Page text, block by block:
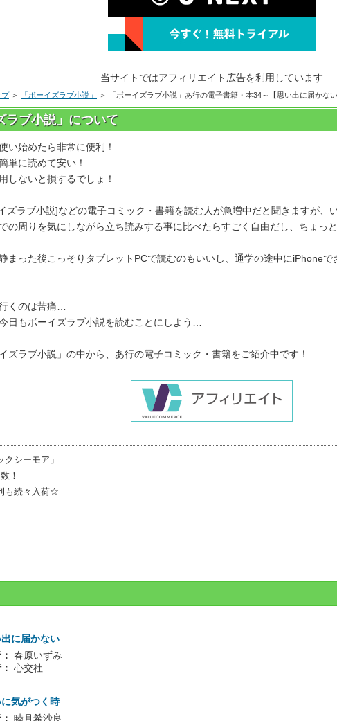
当サイトではアフィリエイト広告を利用しています
プ＞ 「ボーイズラブ小説」 ＞ 「ボーイズラブ小説」あ行の電子書籍・本34～【思い出に届かな
ラブ小説」について
い始めたら非常に便利！
単に読めて安い！
しないと損するでしょ！
ラブ小説]などの電子コミック・書籍を読む人が急増中だと聞きますが、
の周りを気にしながら立ち読みする事に比べたらすごく自由だし、ちょ
まった後こっそりタブレットPCで読むのもいいし、通学の途中にiPhone
くのは苦痛…
日もボーイズラブ小説を読むことにしよう…
ラブ小説」の中から、あ行の電子コミック・書籍をご紹介中です！
シーモア」
！
も続々入荷☆
に届かない
春原いずみ
心交社
気がつく時
睦月希沙良